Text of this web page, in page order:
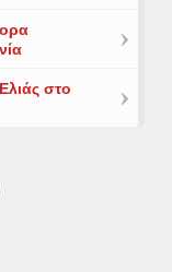
στο